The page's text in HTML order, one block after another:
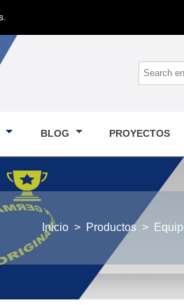
BLOG PROYECTOS
Inicio > Productos >